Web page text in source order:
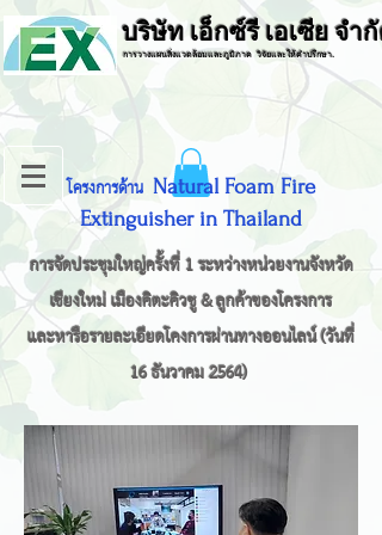
บริษัท เอ็กซ์รี เอเซีย จำกัด
การวางแผนสิ่งแวดล้อมและภูมิภาค วิจัยและให้คำปรึกษา.
โครงการด้าน Natural Foam Fire
Extinguisher in Thailand
การจัดประชุมใหญ่ครั้งที่ 1 ระหว่างหน่วยงานจังหวัด
เชียงใหม่ เมืองคิตะคิวชู & ลูกค้าของโครงการ
และหารือรายละเอียดโคงการผ่านทางออนไลน์ (วันที่
16 ธันวาคม 2564)